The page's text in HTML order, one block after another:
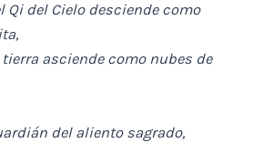
Qi del Cielo desciende como
tierra asciende como nubes de
del aliento sagrado,